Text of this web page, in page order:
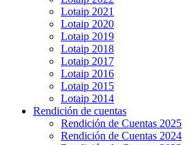
Lotaip 2021
Lotaip 2020
Lotaip 2019
Lotaip 2018
Lotaip 2017
Lotaip 2016
Lotaip 2015
Lotaip 2014
Rendición de cuentas
Rendición de Cuentas 2025
Rendición de Cuentas 2024